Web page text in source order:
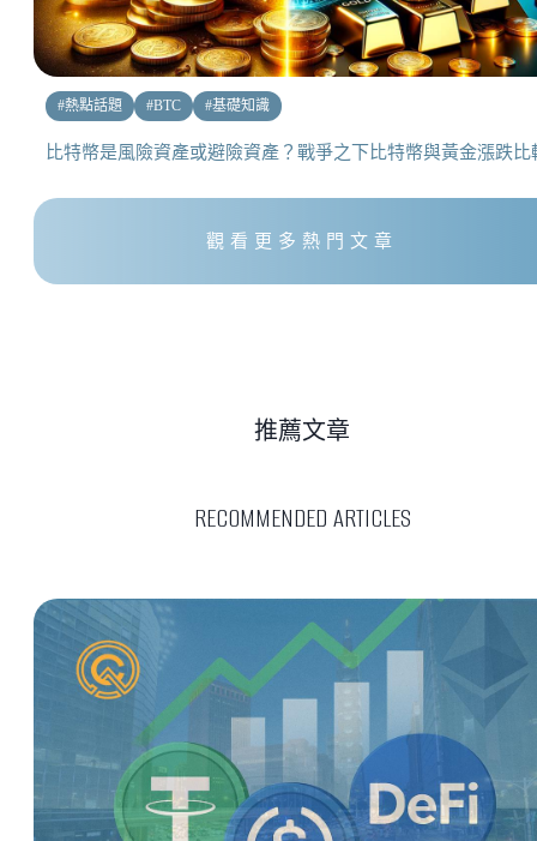
#熱點話題 #BTC #基礎知識
比特幣是風險資產或避險資產？戰爭之下比特幣與黃金漲跌比
觀看更多熱門文章
RECOMMENDED ARTICLES
推薦文章